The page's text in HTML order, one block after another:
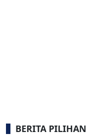
BERITA PILIHAN